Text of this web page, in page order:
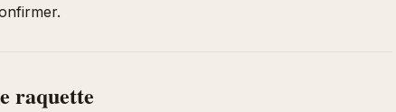
raquette